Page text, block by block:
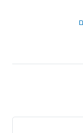
לימי הולדת, עיצוב